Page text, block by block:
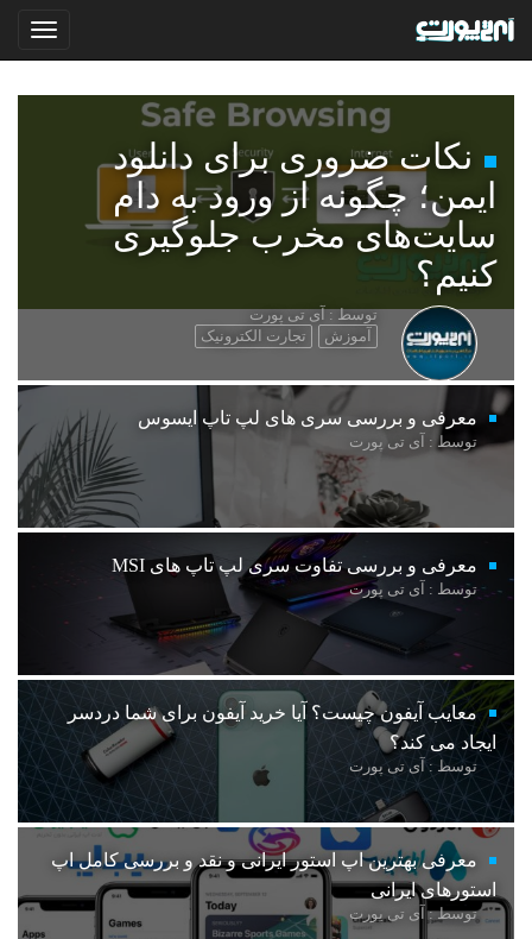
نکات ضروری برای دانلود
ایمن؛ چگونه از ورود به دام
سایت‌های مخرب جلوگیری
کنیم؟
توسط : آی تی پورت
آموزش
تجارت الکترونیک
معرفی و بررسی سری های لپ تاپ ایسوس
توسط : آی تی پورت
معرفی و بررسی تفاوت سری لپ تاپ های MSI
توسط : آی تی پورت
معایب آیفون چیست؟ آیا خرید آیفون برای شما دردسر
ایجاد می کند؟
توسط : آی تی پورت
معرفی بهترین اپ استور ایرانی و نقد و بررسی کامل اپ
استورهای ایرانی
توسط : آی تی پورت